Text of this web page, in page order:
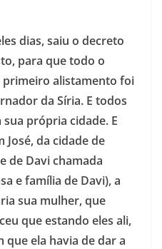
dias, saiu o decreto
para que todo o
primeiro alistamento foi
da Síria. E todos
própria cidade. E
José, da cidade de
de Davi chamada
e família de Davi), a
sua mulher, que
que estando eles ali,
que ela havia de dar a